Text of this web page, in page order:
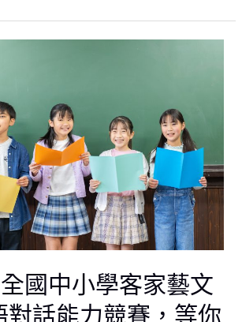
國中小學客家藝文
對話能力競賽，等你